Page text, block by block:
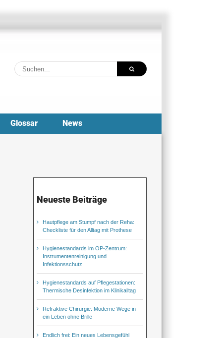
Suche
nach:
Glossar News
Neueste Beiträge
Hautpflege am Stumpf nach der Reha:
Checkliste für den Alltag mit Prothese
Hygienestandards im OP-Zentrum:
Instrumentenreinigung und
Infektionsschutz
Hygienestandards auf Pflegestationen:
Thermische Desinfektion im Klinikalltag
Refraktive Chirurgie: Moderne Wege in
ein Leben ohne Brille
Endlich frei: Ein neues Lebensgefühl